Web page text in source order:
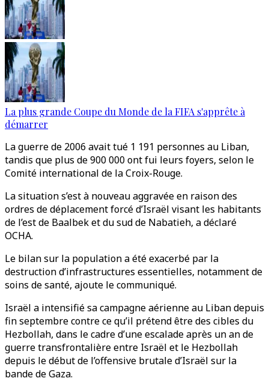
La plus grande Coupe du Monde de la FIFA s'apprête à
démarrer
La guerre de 2006 avait tué 1 191 personnes au Liban,
tandis que plus de 900 000 ont fui leurs foyers, selon le
Comité international de la Croix-Rouge.
La situation s’est à nouveau aggravée en raison des
ordres de déplacement forcé d’Israël visant les habitants
de l’est de Baalbek et du sud de Nabatieh, a déclaré
OCHA.
Le bilan sur la population a été exacerbé par la
destruction d’infrastructures essentielles, notamment de
soins de santé, ajoute le communiqué.
Israël a intensifié sa campagne aérienne au Liban depuis
fin septembre contre ce qu’il prétend être des cibles du
Hezbollah, dans le cadre d’une escalade après un an de
guerre transfrontalière entre Israël et le Hezbollah
depuis le début de l’offensive brutale d’Israël sur la
bande de Gaza.